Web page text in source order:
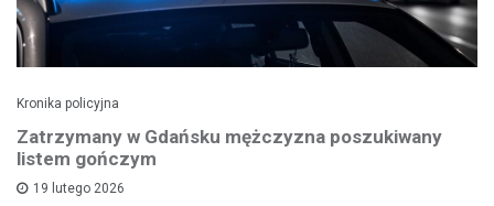
Kronika policyjna
Zatrzymany w Gdańsku mężczyzna poszukiwany
listem gończym
19 lutego 2026